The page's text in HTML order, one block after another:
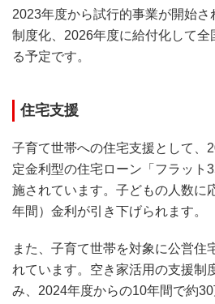
2023年度から試行的事業が開始さ
制度化、2026年度に給付化して
る予定です。
住宅支援
子育て世帯への住宅支援として、
定金利型の住宅ローン「フラット
施されています。子どもの人数に
年間）金利が引き下げられます。
また、子育て世帯を対象に公営住
れています。空き家活用の支援制
み、2024年度からの10年間で約